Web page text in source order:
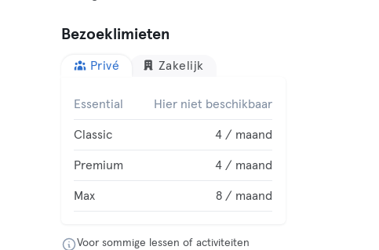
Bezoeklimieten
Privé Zakelijk
Essential Hier niet beschikbaar
Classic 4 / maand
Premium 4 / maand
Max 8 / maand
Voor sommige lessen of activiteiten